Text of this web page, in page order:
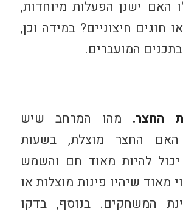
האם ישנן הפעלות מיוחדות,
חוגים חיצוניים? במידה וכן,
בתכנים המועברים.
החצר. מהו המרחב שיש
האם החצר מוצלת, בשעות
יכול להיות מאוד חם והשמש
מאוד שיהיו פינות מוצלות או
המשחקים. בנוסף, בדקו